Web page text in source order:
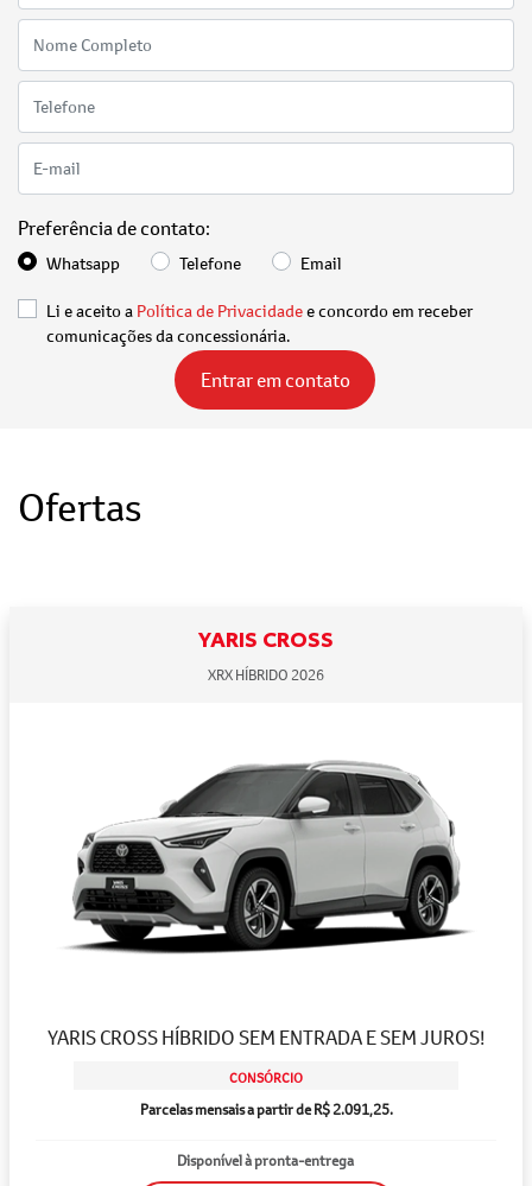
Preferência de contato:
Whatsapp Telefone Email
Li e aceito a Política de Privacidadee concordo em receber
comunicações da concessionária.
Entrar em contato
Ofertas
YARIS CROSS
XRX HÍBRIDO 2026
YARIS CROSS HÍBRIDO SEM ENTRADA E SEM JUROS!
CONSÓRCIO
Parcelas mensais a partir de R$ 2.091,25.
Disponível à pronta-entrega